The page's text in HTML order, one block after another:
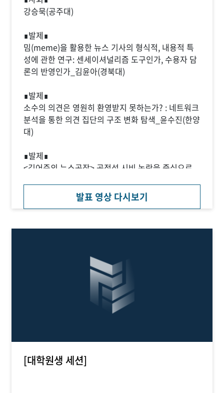
강승묵(공주대)
∎발제∎
밈(meme)을 활용한 뉴스 기사의 형식적, 내용적 특
성에 관한 연구: 센세이셔널리즘 도구인가, 수용자 담
론의 반영인가_김윤아(경북대)
∎발제∎
소수의 의견은 영원히 환영받지 못하는가? : 네트워크
분석을 통한 의견 집단의 구조 변화 탐색_윤수진(한양
대)
∎발제∎
<김어준의 뉴스공장> 공정성 시비 논란을 중심으로
백강희(한남대), 박소영(조선대)
발표 영상 다시보기
[대학원생 세션]